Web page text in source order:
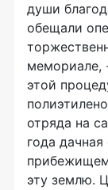
души
обещали
мемориале,
этой
отряда на
года
эту землю.